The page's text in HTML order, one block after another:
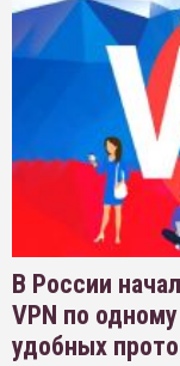
В России
VPN по
удобных